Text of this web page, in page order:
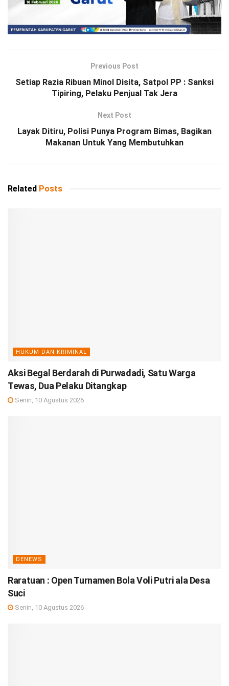
Previous Post
Setiap Razia Ribuan Minol Disita, Satpol PP : Sanksi
Tipiring, Pelaku Penjual Tak Jera
Next Post
Layak Ditiru, Polisi Punya Program Bimas, Bagikan
Makanan Untuk Yang Membutuhkan
Related Posts
HUKUM DAN KRIMINAL
Aksi Begal Berdarah di Purwadadi, Satu Warga
Tewas, Dua Pelaku Ditangkap
Senin, 10 Agustus 2026
DENEWS
Raratuan : Open Turnamen Bola Voli Putri ala Desa
Suci
Senin, 10 Agustus 2026